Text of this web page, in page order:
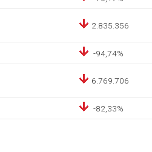
2.835.356
-94,74%
6.769.706
-82,33%